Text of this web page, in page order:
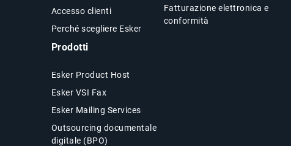
Accesso clienti
Perché scegliere Esker
Fatturazione elettronica e
conformità
Prodotti
Esker Product Host
Esker VSI Fax
Esker Mailing Services
Outsourcing documentale
digitale (BPO)